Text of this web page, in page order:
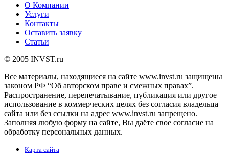
О Компании
Услуги
Контакты
Оставить заявку
Статьи
© 2005 INVST.ru
Все материалы, находящиеся на сайте www.invst.ru защищены
законом РФ “Об авторском праве и смежных правах”.
Распространение, перепечатывание, публикация или другое
использование в коммерческих целях без согласия владельца
сайта или без ссылки на адрес www.invst.ru запрещено.
Заполняя любую форму на сайте, Вы даёте свое согласие на
обработку персональных данных.
Карта сайта